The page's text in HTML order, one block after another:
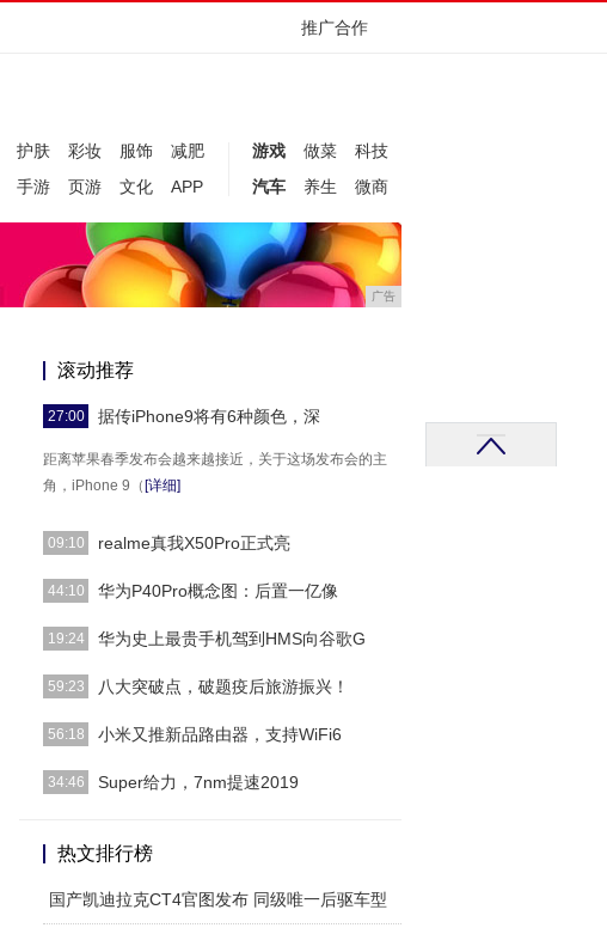
推广合作
护肤 彩妆 服饰
减肥
手游 页游 文化 APP
游戏 做菜
科技
汽车
养生 微商
广告
滚动推荐
27:00 据传iPhone9将有6种颜色，深
距离苹果春季发布会越来越接近，关于这场发布会的主
角，iPhone 9（ [详细]
09:10 realme真我X50Pro正式亮
昨天下午，realme真我X50 Pro正式发布，除了国内的售
44:10 华为P40Pro概念图：后置一亿像
华为目前销量等各方面的状态都是非常不错的，尤其是在
19:24 华为史上最贵手机驾到HMS向谷歌G
中国商报/中国商网（记者 焦立坤）2月24日晚间，华为
59:23 八大突破点，破题疫后旅游振兴！
由绿维文旅集团牵头、中国旅游景区协会指导、游乐旅游
56:18 小米又推新品路由器，支持WiFi6
现如今宽带速度越来越快，像传统的百兆路由器难以满足
34:46 Super给力，7nm提速2019
产品，[详细]
热文排行榜
国产凯迪拉克CT4官图发布 同级唯一后驱车型